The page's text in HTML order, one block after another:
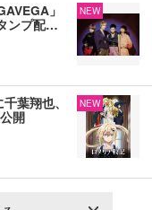
」
ンプ配…
NEW
葉翔也、
開
NEW